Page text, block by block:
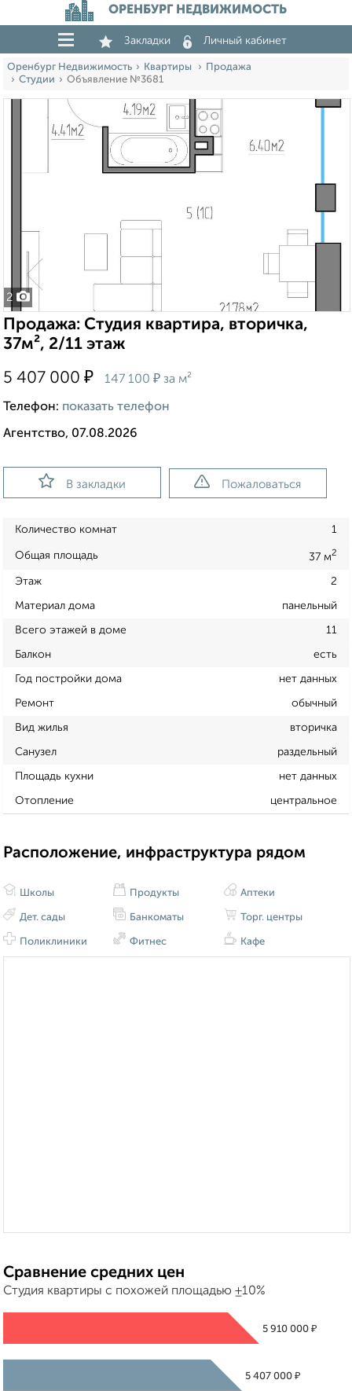
ОРЕНБУРГ НЕДВИЖИМОСТЬ
Закладки Личный кабинет
Оренбург Недвижимость Квартиры
Продажа
Студии
Объявление №3681
2
Продажа: Студия квартира, вторичка,
37м², 2/11 этаж
5 407 000 ₽ 147 100 ₽ за м²
Телефон: показать телефон
Агентство, 07.08.2026
В закладки Пожаловаться
Количество комнат 1
Общая площадь 37 м2
Этаж 2
Материал дома панельный
Всего этажей в доме 11
Балкон есть
Год постройки дома нет данных
Ремонт обычный
Вид жилья вторичка
Санузел раздельный
Площадь кухни нет данных
Отопление центральное
Расположение, инфраструктура рядом
Школы
Дет. сады
Поликлиники
Продукты
Банкоматы
Фитнес
Аптеки
Торг. центры
Кафе
Сравнение средних цен
Студия квартиры с похожей площадью ±10%
5 910 000 ₽
5 407 000 ₽